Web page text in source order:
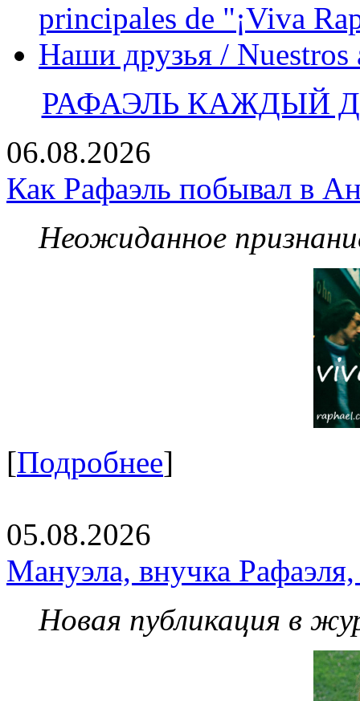
principales de "¡Viva
Наши друзья / Nuestros
РАФАЭЛЬ КАЖДЫЙ
06.08.2026
Как Рафаэль побывал в
Неожиданное
[Подробнее]
05.08.2026
Мануэла, внучка
Новая публикация в